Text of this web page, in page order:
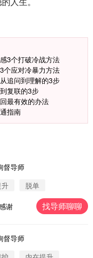
3个打破冷战方法
个应对冷暴力方法
追问到理解的3步
复联的3步
最有效的办法
指南
督导师
脱单
谢 找导师聊聊
督导师
面咨询，已获得专属情感方